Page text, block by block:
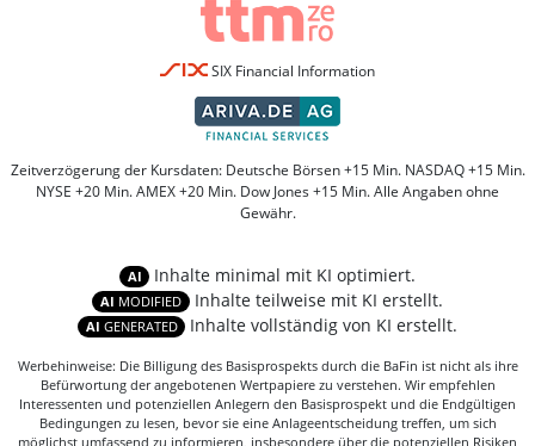
SIX Financial Information
Zeitverzögerung der Kursdaten: Deutsche Börsen +15 Min. NASDAQ +15 Min.
NYSE +20 Min. AMEX +20 Min. Dow Jones +15 Min. Alle Angaben ohne
Gewähr.
AI Inhalte minimal mit KI optimiert.
AI MODIFIED Inhalte teilweise mit KI erstellt.
AI GENERATED Inhalte vollständig von KI erstellt.
Werbehinweise: Die Billigung des Basisprospekts durch die BaFin ist nicht als ihre
Befürwortung der angebotenen Wertpapiere zu verstehen. Wir empfehlen
Interessenten und potenziellen Anlegern den Basisprospekt und die Endgültigen
Bedingungen zu lesen, bevor sie eine Anlageentscheidung treffen, um sich
möglichst umfassend zu informieren, insbesondere über die potenziellen Risiken